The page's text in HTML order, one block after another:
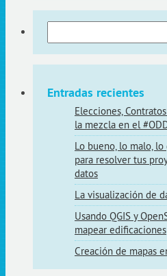
Entradas recientes
Elecciones,
la mezcla en el
Lo bueno, lo malo,
para resolver tus
datos
La visualización de
Usando QGIS y
mapear edificaciones
Creación de mapas